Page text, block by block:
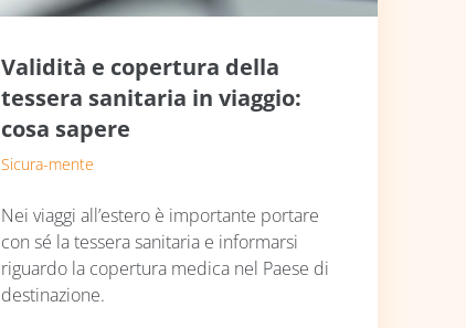
Validità e copertura della
tessera sanitaria in viaggio:
cosa sapere
Sicura-mente
Nei viaggi all’estero è importante portare
con sé la tessera sanitaria e informarsi
riguardo la copertura medica nel Paese di
destinazione.